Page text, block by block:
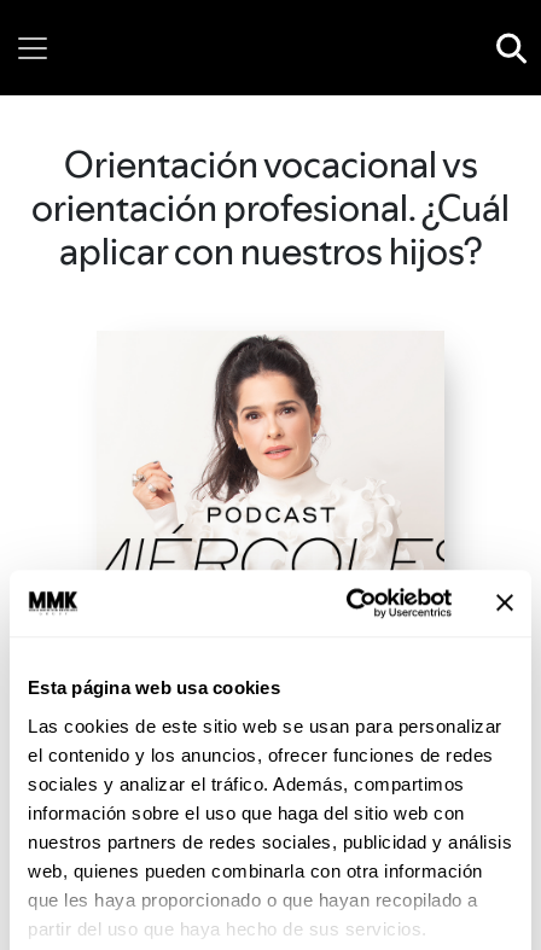
Esta página web usa cookies
Las cookies de este sitio web se usan para personalizar
el contenido y los anuncios, ofrecer funciones de redes
sociales y analizar el tráfico. Además, compartimos
información sobre el uso que haga del sitio web con
nuestros partners de redes sociales, publicidad y análisis
web, quienes pueden combinarla con otra información
que les haya proporcionado o que hayan recopilado a
partir del uso que haya hecho de sus servicios.
Orientación vocacional vs
orientación profesional. ¿Cuál
aplicar con nuestros hijos?
Miércoles 26 de mayo de 2021
*bbmundo: Tipos de apego y
cómo influyen en la autoestima
tus hijos *Ana Bolena: la reina
decapitada *Orientación
vocacional vs...
SEGUIR LEYENDO